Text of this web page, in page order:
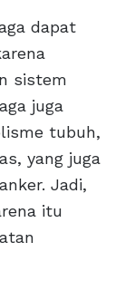
dapat
sistem
juga
tubuh,
yang juga
Jadi,
itu